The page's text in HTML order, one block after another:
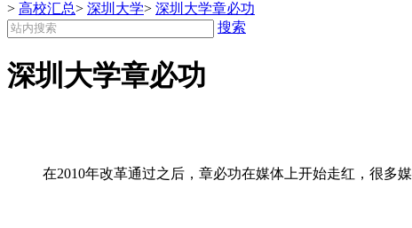
> 高校汇总> 深圳大学> 深圳大学章必功
搜索
深圳大学章必功
在2010年改革通过之后，章必功在媒体上开始走红，很多